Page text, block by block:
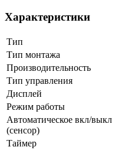
Характеристики
Тип
Тип монтажа
Производительность
Тип управления
Дисплей
Режим работы
Автоматическое вкл/выкл
(сенсор)
Таймер